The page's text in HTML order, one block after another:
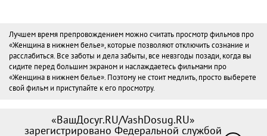
Лучшем время препровождением можно считать просмотр фильмов про
«Женщина в нижнем белье», которые позволяют отключить сознание и
расслабиться. Все заботы и дела забыты, все невзгоды позади, когда вы
сидите перед большим экраном и наслаждаетесь фильмами про
«Женщина в нижнем белье». Поэтому не стоит медлить, просто выберете
свой фильм и приступайте к его просмотру.
«ВашДосуг.RU/VashDosug.RU»
зарегистрировано Федеральной службой